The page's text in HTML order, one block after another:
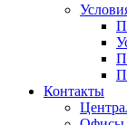
Контакты